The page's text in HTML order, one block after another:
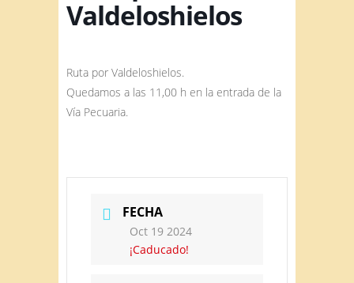
Valdeloshielos
Ruta por Valdeloshielos.
Quedamos a las 11,00 h en la entrada de la
Vía Pecuaria.
FECHA
Oct 19 2024
¡Caducado!